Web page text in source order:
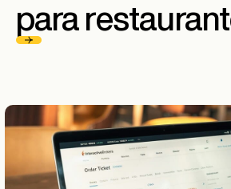
para